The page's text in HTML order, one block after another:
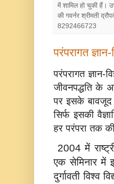
में शामिल हो चुकी हैं।
की गवर्नर श्रीमती
8292466723
परंपरागत
परंपरागत
जीवनपद्धति के
पर इसके
सिर्फ इसकी
हर परंपरा तक
2004 में
एक सेमिनार में
दुर्गावती विश्‍व